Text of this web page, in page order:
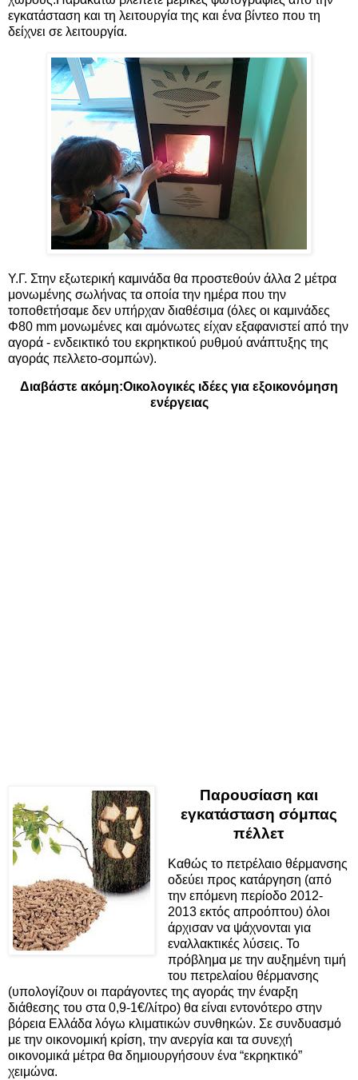
εγκατάσταση και τη λειτουργία της και ένα βίντεο που τη
δείχνει σε λειτουργία.
Υ.Γ. Στην εξωτερική καμινάδα θα προστεθούν άλλα 2 μέτρα
μονωμένης σωλήνας τα οποία την ημέρα που την
τοποθετήσαμε δεν υπήρχαν διαθέσιμα (όλες οι καμινάδες
Φ80 mm μονωμένες και αμόνωτες είχαν εξαφανιστεί από την
αγορά - ενδεικτικό του εκρηκτικού ρυθμού ανάπτυξης της
αγοράς πελλετο-σομπών).
Διαβάστε ακόμη:Οικολογικές ιδέες για εξοικονόμηση
ενέργειας
Παρουσίαση και
εγκατάσταση σόμπας
πέλλετ
Καθώς το πετρέλαιο θέρμανσης
οδεύει προς κατάργηση (από
την επόμενη περίοδο 2012-
2013 εκτός απροόπτου) όλοι
άρχισαν να ψάχνονται για
εναλλακτικές λύσεις. Το
πρόβλημα με την αυξημένη τιμή
του πετρελαίου θέρμανσης
(υπολογίζουν οι παράγοντες της αγοράς την έναρξη
διάθεσης του στα 0,9-1€/λίτρο) θα είναι εντονότερο στην
βόρεια Ελλάδα λόγω κλιματικών συνθηκών. Σε συνδυασμό
με την οικονομική κρίση, την ανεργία και τα συνεχή
οικονομικά μέτρα θα δημιουργήσουν ένα “εκρηκτικό”
χειμώνα.